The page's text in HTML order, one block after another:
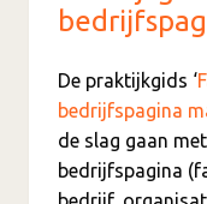
De praktijkgids ‘
bedrijfspagina
de slag gaan
bedrijfspagina